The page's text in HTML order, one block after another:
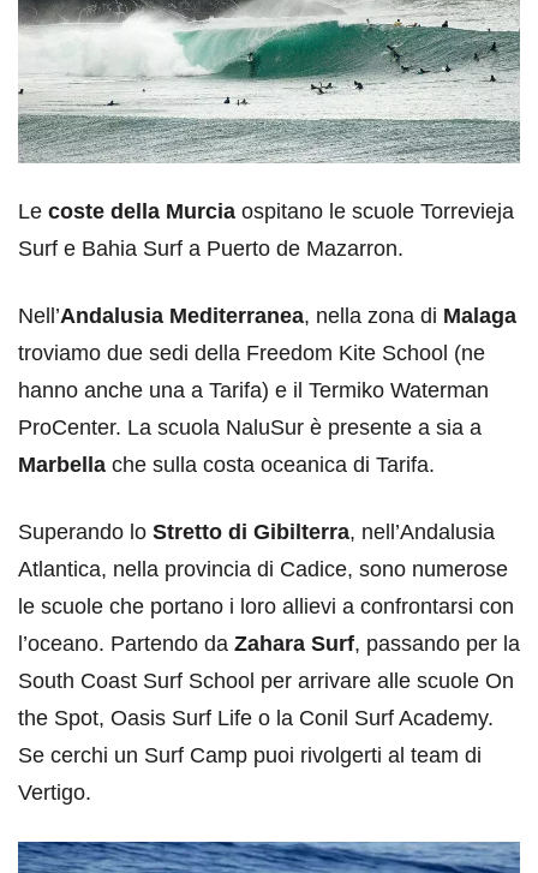
Le coste della Murcia ospitano le scuole Torrevieja
Surf e Bahia Surf a Puerto de Mazarron.
Nell’Andalusia Mediterranea, nella zona di Malaga
troviamo due sedi della Freedom Kite School (ne
hanno anche una a Tarifa) e il Termiko Waterman
ProCenter. La scuola NaluSur è presente a sia a
Marbella che sulla costa oceanica di Tarifa.
Superando lo Stretto di Gibilterra, nell’Andalusia
Atlantica, nella provincia di Cadice, sono numerose
le scuole che portano i loro allievi a confrontarsi con
l’oceano. Partendo da Zahara Surf, passando per la
South Coast Surf School per arrivare alle scuole On
the Spot, Oasis Surf Life o la Conil Surf Academy.
Se cerchi un Surf Camp puoi rivolgerti al team di
Vertigo.